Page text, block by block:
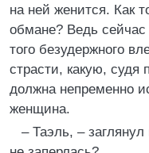
на ней женится. Как
обмане? Ведь сейчас
того безудержного
страсти, какую, судя
должна непременно
женщина.
– Таэль, –